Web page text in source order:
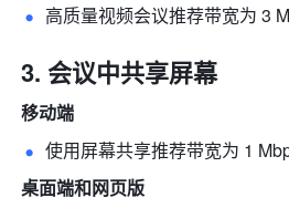
高质量视频会议推荐带宽为 3
会议中共享屏幕
移动端
使用屏幕共享推荐带宽为 1
桌面端和网页版